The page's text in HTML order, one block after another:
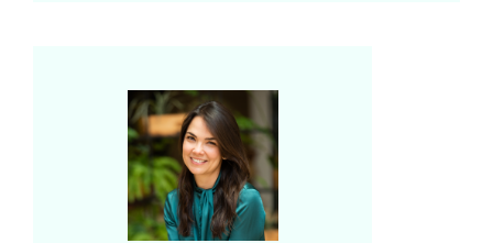
mayor productividad, competitividad y,
por lo tanto, réditos financieros en las
empresas.